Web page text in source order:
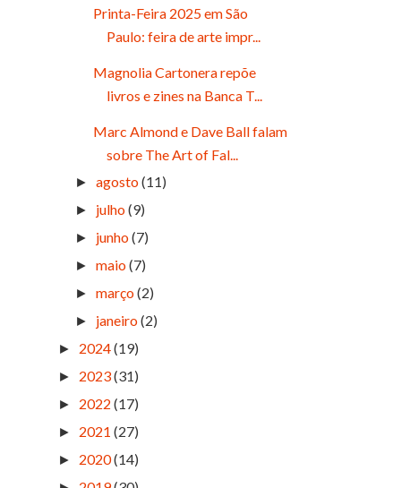
Printa-Feira 2025 em São
Paulo: feira de arte impr...
Magnolia Cartonera repõe
livros e zines na Banca T...
Marc Almond e Dave Ball falam
sobre The Art of Fal...
►agosto(11)
► julho(9)
► junho(7)
►maio(7)
►março(2)
► janeiro(2)
► 2024(19)
► 2023(31)
► 2022 (17)
► 2021 (27)
► 2020(14)